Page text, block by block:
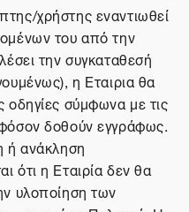
χρήστης εναντιωθεί
του από την
την συγκαταθεσή
η Εταιρια θα
οδηγίες σύμφωνα με τις
δοθούν εγγράφως.
ή ανάκληση
ότι η Εταιρία δεν θα
υλοποίηση των